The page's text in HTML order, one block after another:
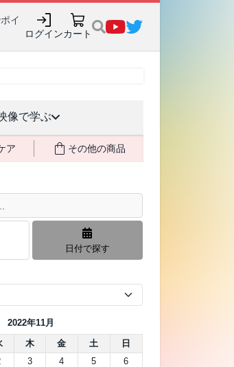
イ
ログインカート
像で学ぶ
ア その他の商品
日付で探す
2022年11月
木 金 土 日
3 4 5
6